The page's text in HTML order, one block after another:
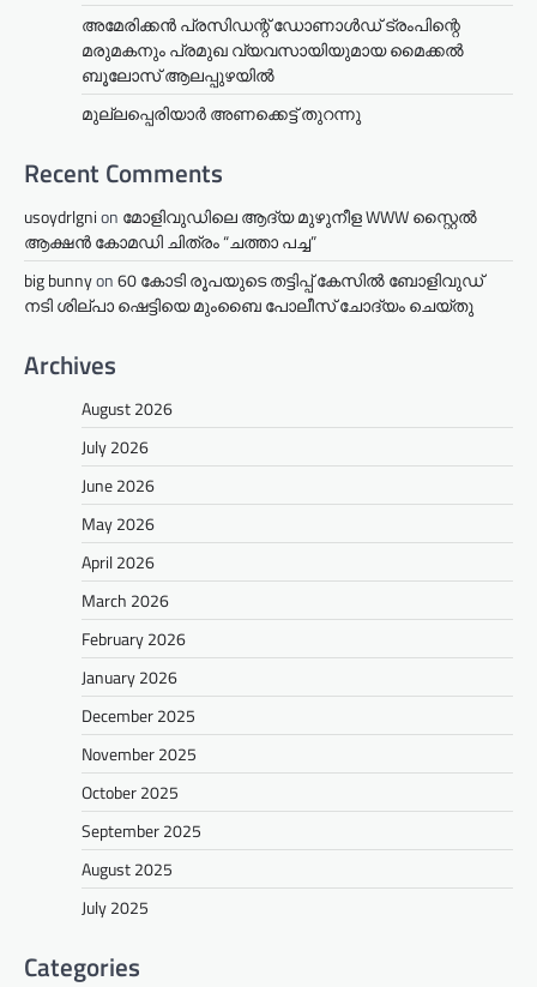
അമേരിക്കൻ പ്രസിഡന്റ് ഡോണാൾഡ് ട്രംപിന്റെ
മരുമകനും പ്രമുഖ വ്യവസായിയുമായ മൈക്കൽ
ബൂലോസ് ആലപ്പുഴയിൽ
മുല്ലപ്പെരിയാര്‍ അണക്കെട്ട് തുറന്നു
Recent Comments
usoydrlgnion മോളിവുഡിലെ ആദ്യ മുഴുനീള WWW സ്റ്റൈൽ
ആക്ഷൻ കോമഡി ചിത്രം “ചത്താ പച്ച”
big bunnyon60 കോടി രൂപയുടെ തട്ടിപ്പ് കേസിൽ ബോളിവുഡ്
നടി ശില്പാ ഷെട്ടിയെ മുംബൈ പോലീസ് ചോദ്യം ചെയ്തു
Archives
August 2026
July 2026
June 2026
May 2026
April 2026
March 2026
February 2026
January 2026
December 2025
November 2025
October 2025
September 2025
August 2025
July 2025
Categories